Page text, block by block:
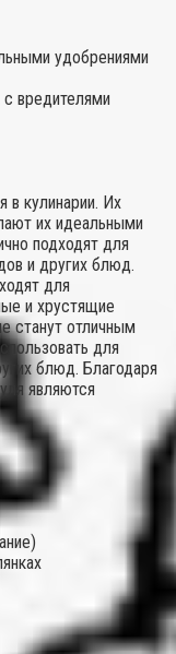
удобрениями
вредителями
в кулинарии. Их
их идеальными
подходят для
и других блюд.
для
и хрустящие
станут отличным
для
блюд. Благодаря
являются